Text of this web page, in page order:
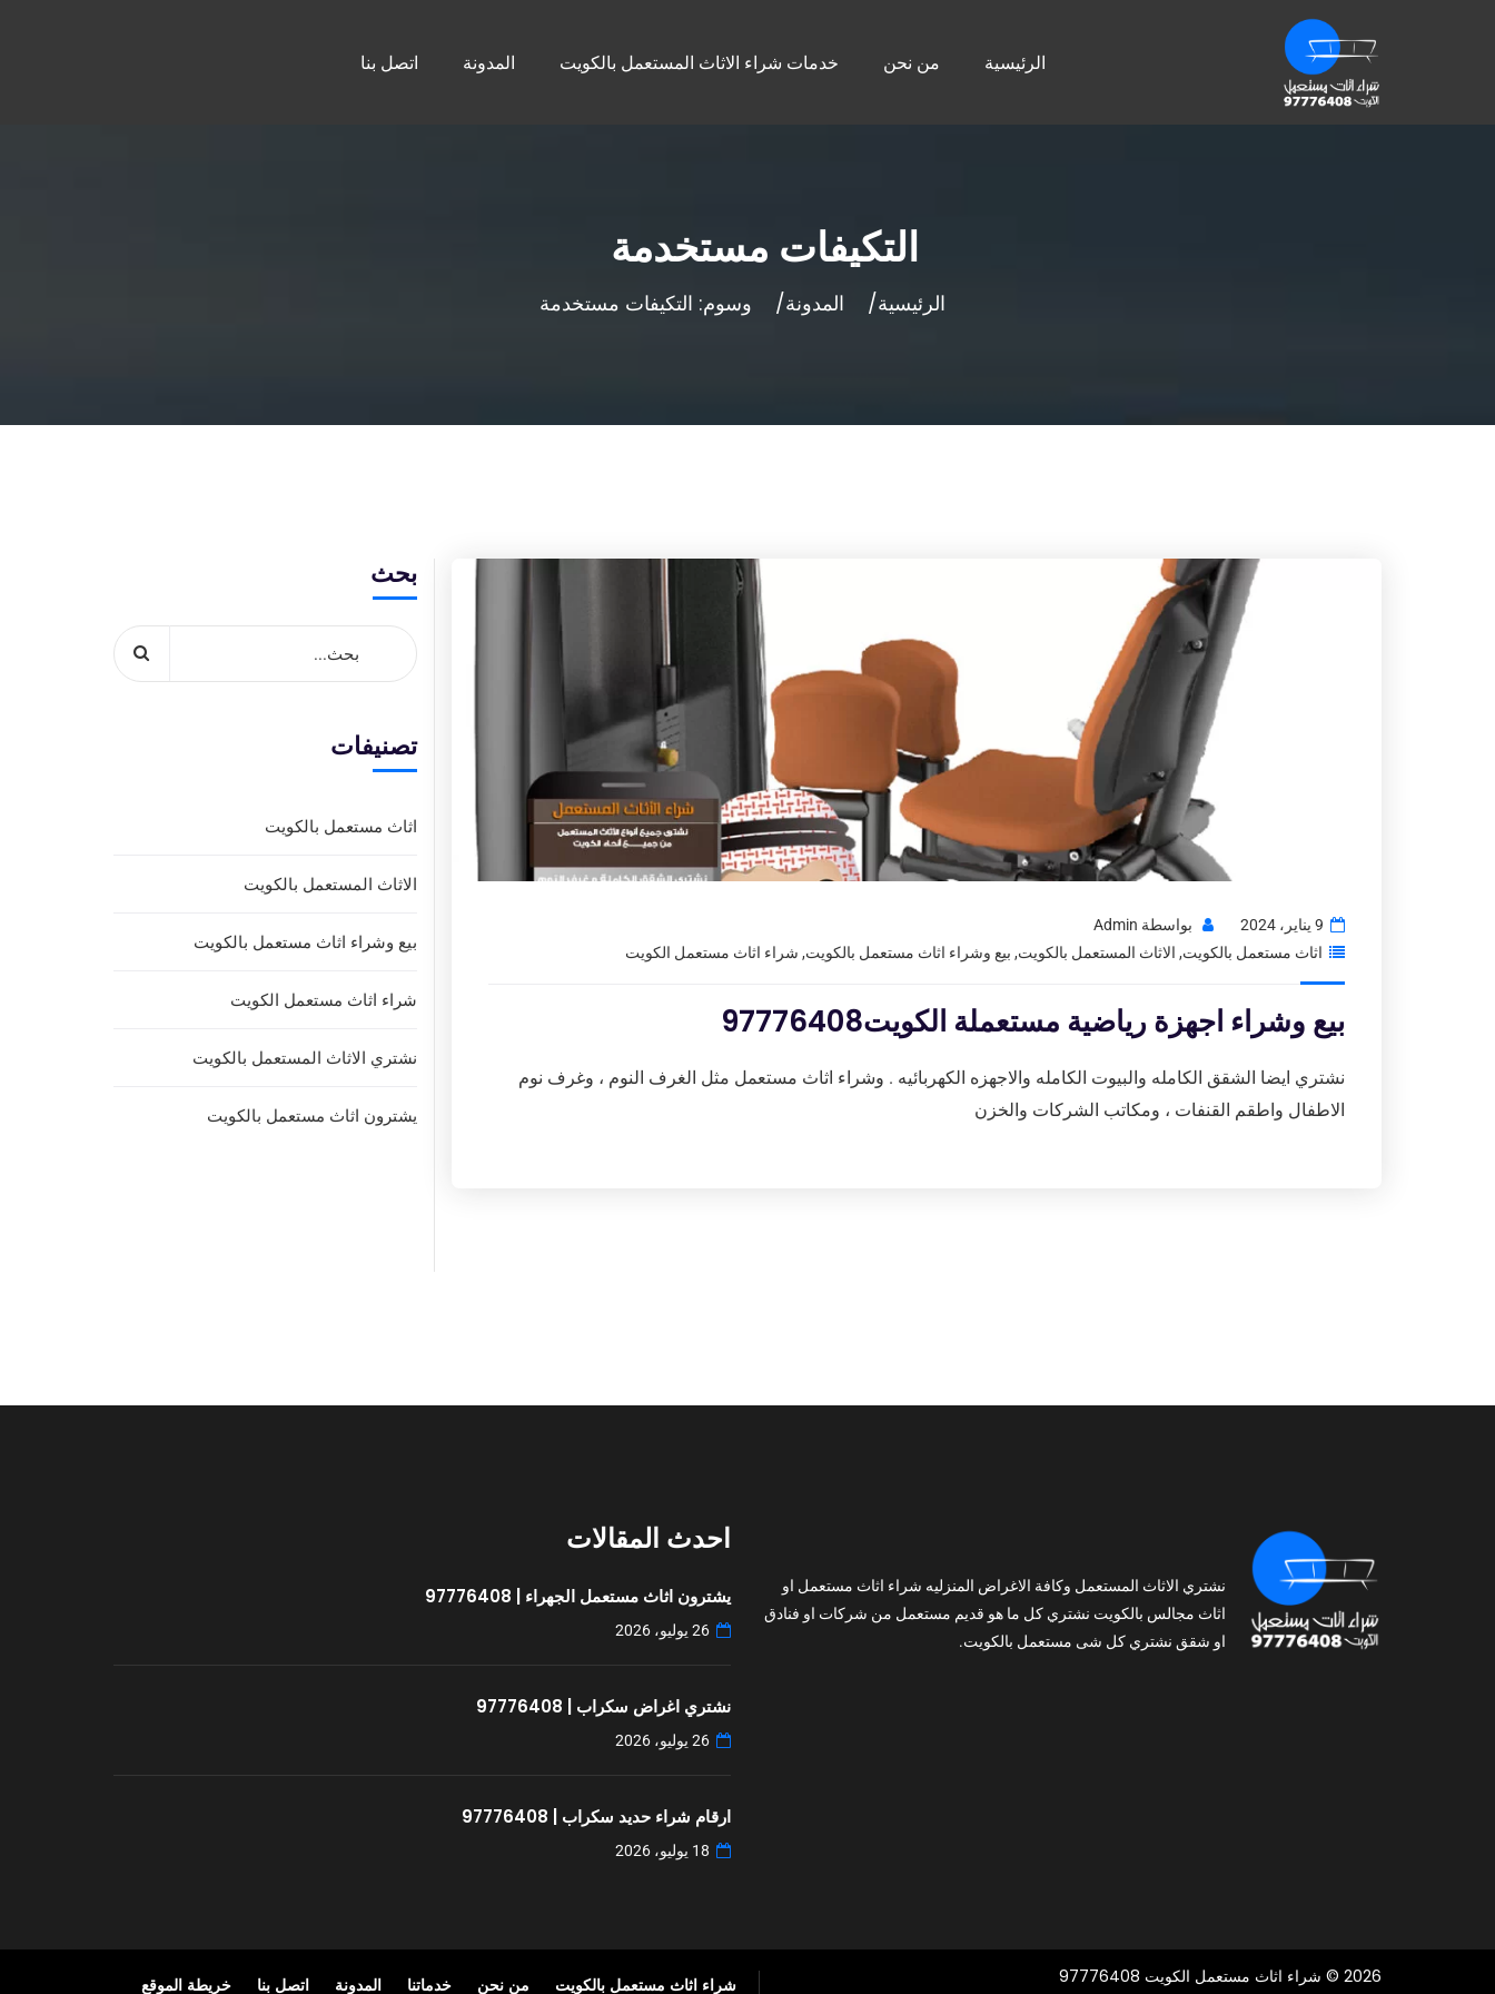
الرئيسية من نحن خدمات شراء الاثاث المستعمل بالكويت المدونة اتصل بنا
التكيفات مستخدمة
الرئيسية المدونة وسوم: التكيفات مستخدمة
9 يناير، 2024 بواسطة Admin
اثاث مستعمل بالكويت, الاثاث المستعمل بالكويت, بيع وشراء اثاث مستعمل بالكويت, شراء اثاث مستعمل الكويت
بيع وشراء اجهزة رياضية مستعملة الكويت97776408
نشتري ايضا الشقق الكامله والبيوت الكامله والاجهزه الكهربائيه . وشراء اثاث مستعمل مثل الغرف النوم ، وغرف نوم
الاطفال واطقم القنفات ، ومكاتب الشركات والخزن
بحث
تصنيفات
اثاث مستعمل بالكويت
الاثاث المستعمل بالكويت
بيع وشراء اثاث مستعمل بالكويت
شراء اثاث مستعمل الكويت
نشتري الاثاث المستعمل بالكويت
يشترون اثاث مستعمل بالكويت
نشتري الاثاث المستعمل وكافة الاغراض المنزليه شراء اثاث مستعمل او
اثاث مجالس بالكويت نشتري كل ما هو قديم مستعمل من شركات او فنادق
او شقق نشتري كل شى مستعمل بالكويت.
احدث المقالات
يشترون اثاث مستعمل الجهراء | 97776408
26 يوليو، 2026
نشتري اغراض سكراب | 97776408
26 يوليو، 2026
ارقام شراء حديد سكراب | 97776408
18 يوليو، 2026
2026 © شراء اثاث مستعمل الكويت 97776408 شراء اثاث مستعمل بالكويت من نحن خدماتنا المدونة اتصل بنا خريطة الموقع